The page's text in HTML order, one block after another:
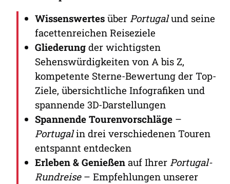
Wissenswertes über Portugalund seine
facettenreichen Reiseziele
Gliederung der wichtigsten
Sehenswürdigkeiten von A bis Z,
kompetente Sterne-Bewertung der Top-
Ziele, übersichtliche Infografiken und
spannende 3D-Darstellungen
Spannende Tourenvorschläge –
Portugalin drei verschiedenen Touren
entspannt entdecken
Erleben & Genießen auf Ihrer Portugal-
Rundreise– Empfehlungen unserer